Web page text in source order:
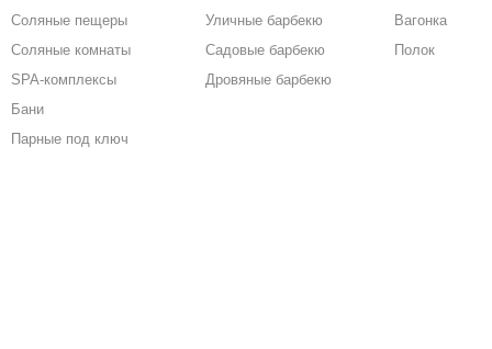
Соляные пещеры
Соляные комнаты
SPA-комплексы
Бани
Парные под ключ
Уличные барбекю
Садовые барбекю
Дровяные барбекю
Вагонка
Полок